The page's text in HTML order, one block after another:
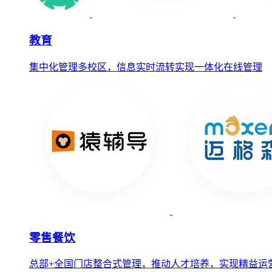
教育
集中化管理多校区，信息实时流转实现一体化在线管理
零售餐饮
总部+全国门店整合式管理，推动人才培养，实现精益运